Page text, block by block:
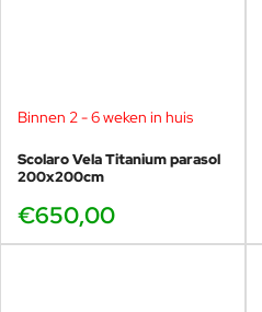
Binnen 2 - 6 weken in huis
Scolaro Vela Titanium parasol
200x200cm
€650,00